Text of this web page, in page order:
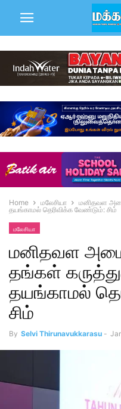
Home மலேசியா
மனிதவள
தயங்காமல் தெரிவிக்க வேண்டும்: சிம்
மலேசியா
மனிதவள
தங்கள்
தயங்காமல்
சிம்
By Selvi Thirunavukkarasu -